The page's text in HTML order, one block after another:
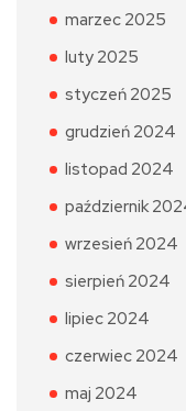
marzec 2025
luty 2025
styczeń 2025
grudzień 2024
listopad 2024
październik
wrzesień 2024
sierpień 2024
lipiec 2024
czerwiec 2024
maj 2024